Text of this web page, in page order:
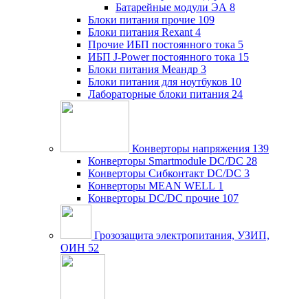
Батарейные модули ЭА 8
Блоки питания прочие 109
Блоки питания Rexant 4
Прочие ИБП постоянного тока 5
ИБП J-Power постоянного тока 15
Блоки питания Меандр 3
Блоки питания для ноутбуков 10
Лабораторные блоки питания 24
Конверторы напряжения 139
Конверторы Smartmodule DC/DC 28
Конверторы Сибконтакт DC/DC 3
Конверторы MEAN WELL 1
Конверторы DC/DC прочие 107
Грозозащита электропитания, УЗИП,
ОИН 52